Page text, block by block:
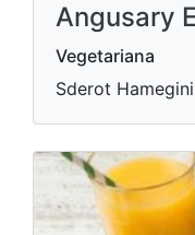
Angusary
Vegetariana
Sderot